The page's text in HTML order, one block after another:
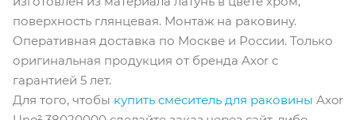
поверхность глянцевая. Монтаж на раковину.
Оперативная доставка по Москве и России. Только
оригинальная продукция от бренда Axor с
гарантией 5 лет.
Для того, чтобы купить смеситель для раковины Axor